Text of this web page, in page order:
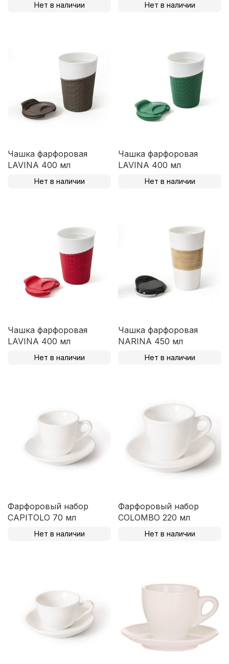
Нет в наличии Нет в наличии
Чашка фарфоровая
LAVINA 400 мл
Нет в наличии
Чашка фарфоровая
LAVINA 400 мл
Нет в наличии
Чашка фарфоровая
LAVINA 400 мл
Нет в наличии
Чашка фарфоровая
NARINA 450 мл
Нет в наличии
Фарфоровый набор
CAPITOLO 70 мл
Нет в наличии
Фарфоровый набор
COLOMBO 220 мл
Нет в наличии